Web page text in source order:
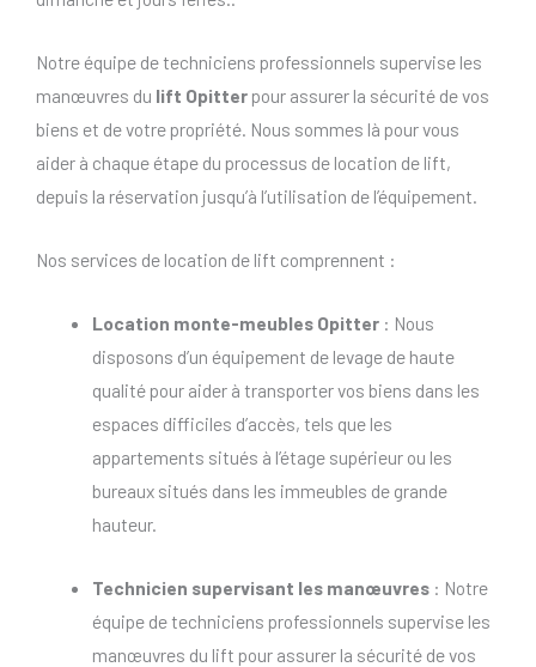
Notre équipe de techniciens professionnels supervise les
manœuvres du lift Opitter pour assurer la sécurité de vos
biens et de votre propriété. Nous sommes là pour vous
aider à chaque étape du processus de location de lift,
depuis la réservation jusqu’à l’utilisation de l’équipement.
Nos services de location de lift comprennent :
Location monte-meubles Opitter: Nous
disposons d’un équipement de levage de haute
qualité pour aider à transporter vos biens dans les
espaces difficiles d’accès, tels que les
appartements situés à l’étage supérieur ou les
bureaux situés dans les immeubles de grande
hauteur.
Technicien supervisant les manœuvres: Notre
équipe de techniciens professionnels supervise les
manœuvres du lift pour assurer la sécurité de vos